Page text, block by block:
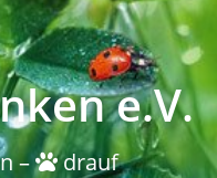
e.V.
– drauf